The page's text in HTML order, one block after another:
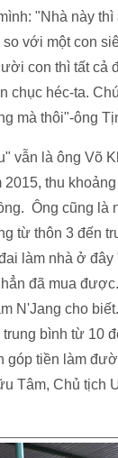
"Nhà này
với một con
con thì tất cả
chục héc-ta.
mà thôi"-ông
vẫn là ông Võ
thu
Ông cũng là
từ thôn 3 đến
làm nhà ở đây
đã mua
N'Jang cho
bình từ 10
góp tiền làm
Tâm, Chủ tịch